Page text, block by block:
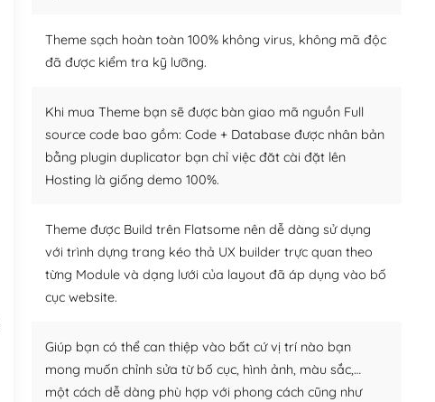
Theme sạch hoàn toàn 100% không virus, không mã độc
đã được kiểm tra kỹ lưỡng.
Khi mua Theme bạn sẽ được bàn giao mã nguồn Full
source code bao gồm: Code + Database được nhân bản
bằng plugin duplicator bạn chỉ việc đăt cài đặt lên
Hosting là giống demo 100%.
Theme được Build trên Flatsome nên dễ dàng sử dụng
với trình dựng trang kéo thả UX builder trực quan theo
từng Module và dạng lưới của layout đã áp dụng vào bố
cục website.
Giúp bạn có thể can thiệp vào bất cứ vị trí nào bạn
mong muốn chỉnh sửa từ bố cục, hình ảnh, màu sắc,…
một cách dễ dàng phù hợp với phong cách cũng như